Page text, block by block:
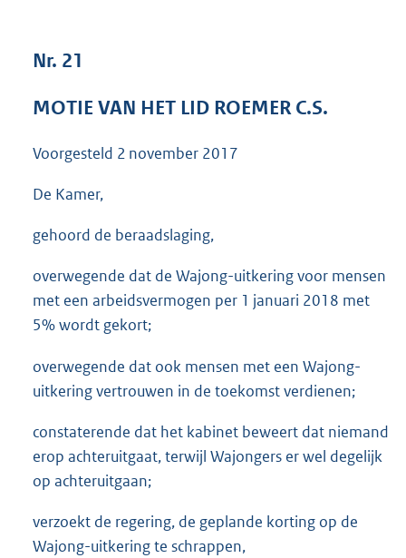
Nr. 21
MOTIE VAN HET LID ROEMER C.S.
Voorgesteld 2 november 2017
De Kamer,
gehoord de beraadslaging,
overwegende dat de Wajong-uitkering voor mensen
met een arbeidsvermogen per 1 januari 2018 met
5% wordt gekort;
overwegende dat ook mensen met een Wajong-
uitkering vertrouwen in de toekomst verdienen;
constaterende dat het kabinet beweert dat niemand
erop achteruitgaat, terwijl Wajongers er wel degelijk
op achteruitgaan;
verzoekt de regering, de geplande korting op de
Wajong-uitkering te schrappen,